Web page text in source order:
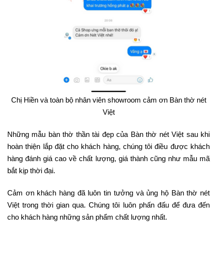
Chị Hiền và toàn bộ nhân viên showroom cảm ơn Bàn thờ nét
Việt
Những mẫu bàn thờ thần tài đẹp của Bàn thờ nét Việt sau khi
hoàn thiện lắp đặt cho khách hàng, chúng tôi điều được khách
hàng đánh giá cao về chất lượng, giá thành cũng như mẫu mã
bắt kịp thời đại.
Cảm ơn khách hàng đã luôn tin tưởng và ủng hộ Bàn thờ nét
Việt trong thời gian qua. Chúng tôi luôn phấn đấu để đưa đến
cho khách hàng những sản phẩm chất lượng nhất.